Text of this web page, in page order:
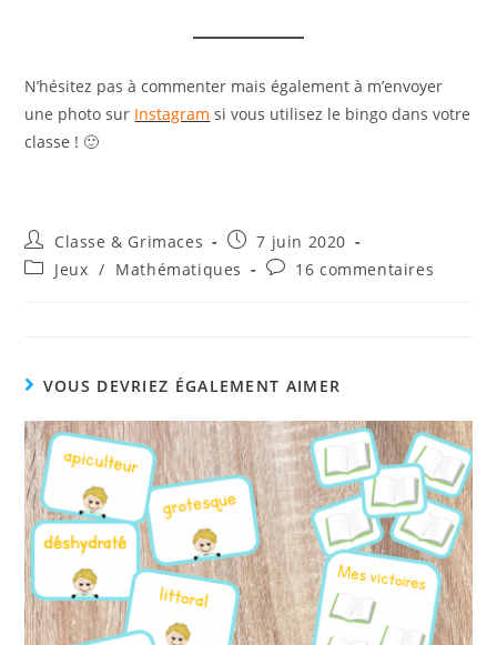
N’hésitez pas à commenter mais également à m’envoyer
une photo sur Instagram si vous utilisez le bingo dans votre
classe ! 🙂
Auteur/autrice
de
la
Classe & Grimaces
Publication
publiée :
7 juin 2020
PostJeux / Mathématiques
Commentaires
16 commentaires
VOUS DEVRIEZ ÉGALEMENT AIMER